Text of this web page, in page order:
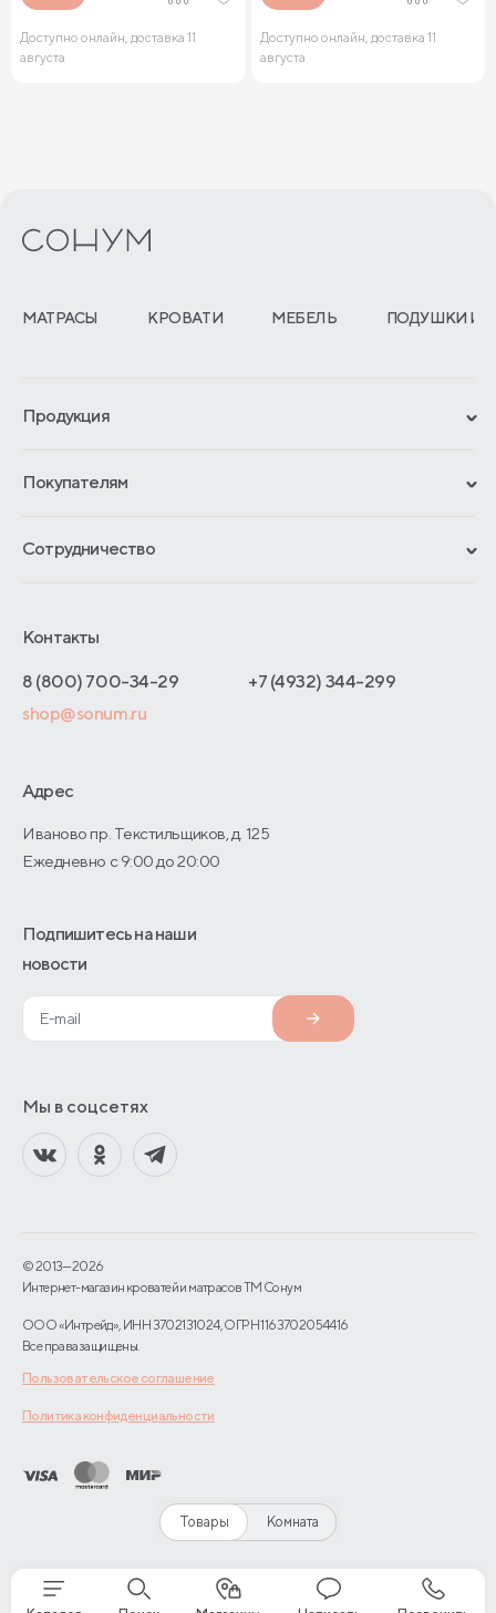
Товары Комната
Доступно онлайн, доставка 11
августа
Доступно онлайн, доставка 11
августа
МАТРАСЫ КРОВАТИ МЕБЕЛЬ ПОДУШКИ И
Продукция
Гарантии
Отзывы покупателей
Покупателям
Обмен и возврат
Как оформить заказ
Адреса магазинов
Договор-оферты
Сотрудничество
Отельерам
Оптовые продажи
О производстве
Контакты
8 (800) 700-34-29
+7 (4932) 344-299
shop@sonum.ru
Адрес
Иваново пр. Текстильщиков, д. 125
Ежедневно с 9:00 до 20:00
Подпишитесь на наши
новости
Мы в соцсетях
© 2013—2026
Интернет-магазин кроватей и матрасов TM Сонум
ООО «Интрейд», ИНН 3702131024, ОГРН 1163702054416
Все права защищены.
Пользовательское соглашение
Политика конфиденциальности